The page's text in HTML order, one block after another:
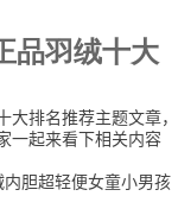
品羽绒十大
排名推荐主题文章，
一起来看下相关内容
胆超轻便女童小男孩